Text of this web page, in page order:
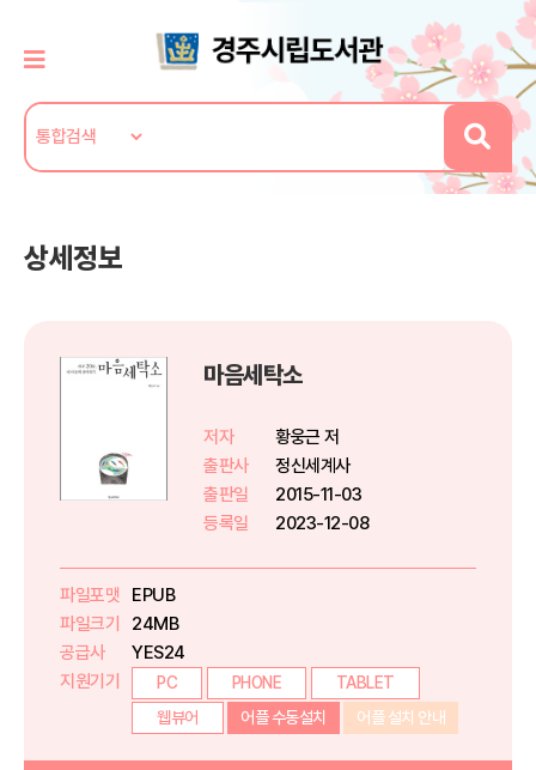
상세정보
마음세탁소
저자
황웅근 저
출판사
정신세계사
출판일
2015-11-03
등록일
2023-12-08
파일포맷
EPUB
파일크기
24MB
공급사
YES24
지원기기
PC PHONE
TABLET
웹뷰어
어플 수동설치 어플 설치 안내